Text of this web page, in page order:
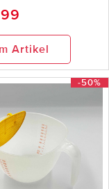
Artikel
-50%